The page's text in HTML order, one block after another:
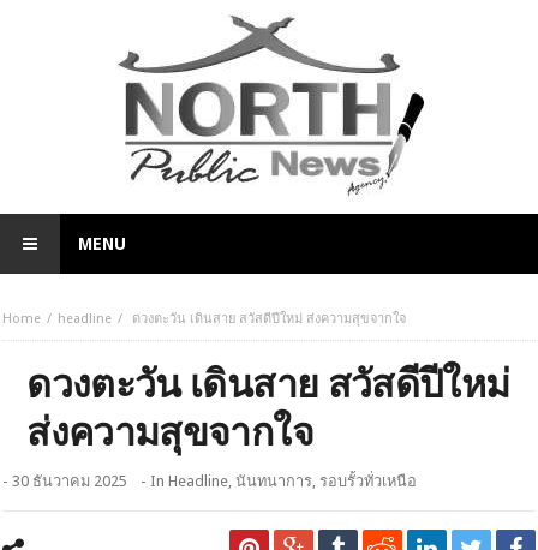
MENU
Home headline ดวงตะวัน เดินสาย สวัสดีปีใหม่ ส่งความสุขจากใจ
ดวงตะวัน เดินสาย สวัสดีปีใหม่
ส่งความสุขจากใจ
- 30 ธันวาคม 2025 - InHeadline,นันทนาการ, รอบรั้วทั่วเหนือ